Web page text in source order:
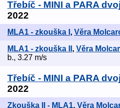
Třebíč - MINI a PARA
2022
MLA1 - zkouška I , Věra
MLA1 - zkouška II , Věra
b., 3.27 m/s
Třebíč - MINI a PARA
2022
Zkouška II - MLA1, Věra